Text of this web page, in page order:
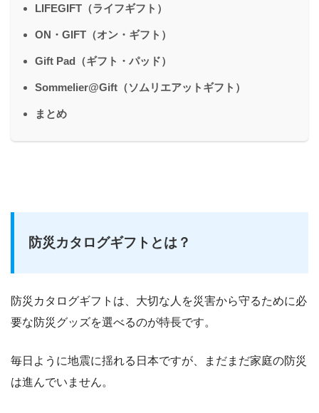
LIFEGIFT（ライフギフト）
ON・GIFT（オン・ギフト）
Gift Pad（ギフト・パッド）
Sommelier@Gift（ソムリエアットギフト）
まとめ
防災カタログギフトとは？
防災カタログギフトは、大切な人を災害から守るために必
要な防災グッズを選べるのが特長です。
毎日ように地震に揺れる日本ですが、まだまだ家庭の防災
は進んでいません。